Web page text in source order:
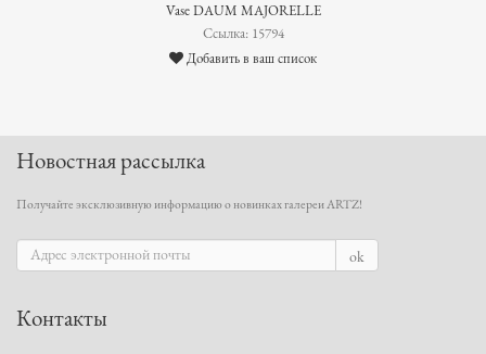
Vase DAUM MAJORELLE
Ссылка: 15794
Добавить в ваш список
Новостная рассылка
Получайте эксклюзивную информацию о новинках галереи ARTZ!
ok
Контакты